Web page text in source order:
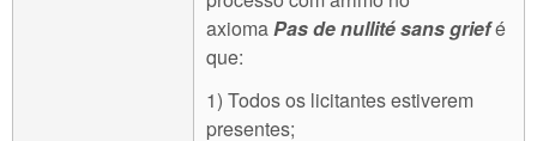
axioma Pas de nullité sans griefé
que:
1) Todos os licitantes estiverem
presentes;